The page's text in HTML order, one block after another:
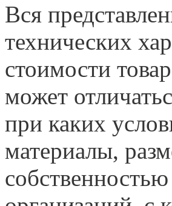
Вся
технических
стоимости
может
при каких
материалы,